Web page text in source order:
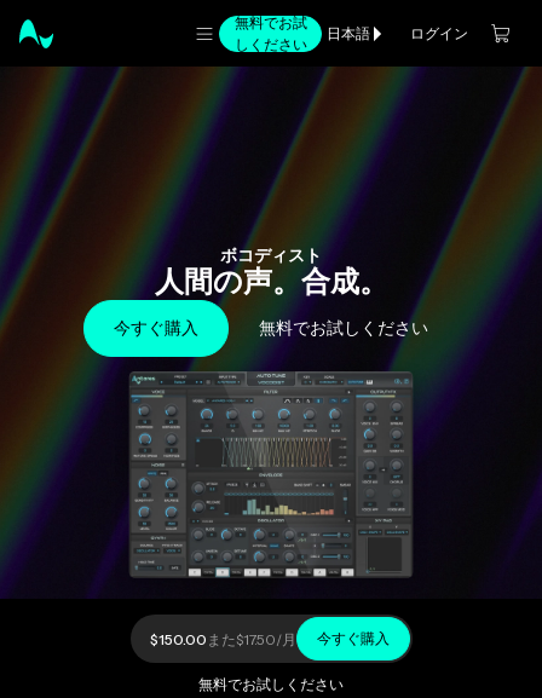
無料でお試
しください
日本語 ログイン
ボコディスト
人間の声。合成。
今すぐ購入 無料でお試しください
$150.00 また$17.50/月 今すぐ購入
無料でお試しください